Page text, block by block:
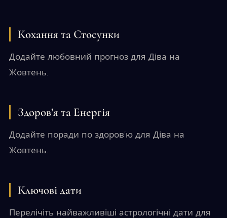
Кохання та Стосунки
Додайте любовний прогноз для Діва на
Жовтень.
Здоров’я та Енергія
Додайте поради по здоров’ю для Діва на
Жовтень.
Ключові дати
Перелічіть найважливіші астрологічні дати для